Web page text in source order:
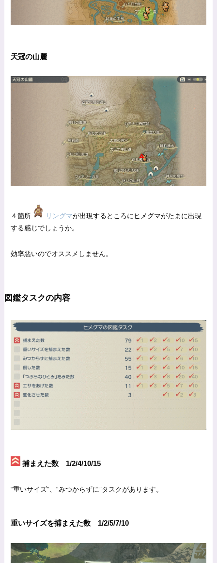
天冠の山麓
４箇所 リングマが出現するところにヒメグマがたまに出現
する感じでしょうか。
効率悪いのでオススメしません。
図鑑タスクの内容
捕まえた数 1/2/4/10/15
“重いサイズ”、“みつからずに”タスクがあります。
重いサイズを捕まえた数 1/2/5/7/10